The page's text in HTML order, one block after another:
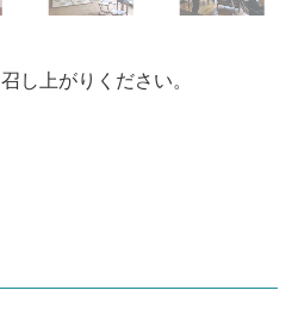
し上がりください。